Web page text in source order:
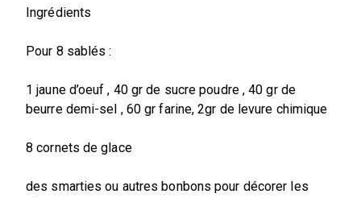
Ingrédients
Pour 8 sablés :
1 jaune d’oeuf , 40 gr de sucre poudre , 40 gr de
beurre demi-sel , 60 gr farine, 2gr de levure chimique
8 cornets de glace
des smarties ou autres bonbons pour décorer les